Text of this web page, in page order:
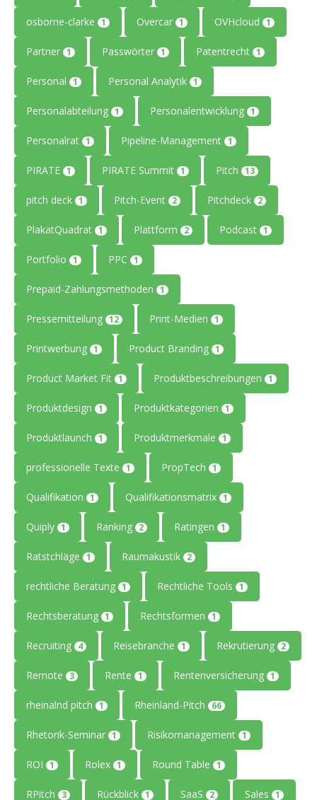
osborne-clarke 1 Overcar 1 OVHcloud 1
Partner 1 Passwörter 1 Patentrecht 1
Personal 1 Personal Analytik 1
Personalabteilung 1 Personalentwicklung 1
Personalrat 1 Pipeline-Management 1
PIRATE 1 PIRATE Summit 1 Pitch 13
pitch deck 1 Pitch-Event 2 Pitchdeck 2
PlakatQuadrat 1 Plattform 2 Podcast 1
Portfolio 1 PPC 1
Prepaid-Zahlungsmethoden 1
Pressemitteilung 12 Print-Medien 1
Printwerbung 1 Product Branding 1
Product Market Fit 1 Produktbeschreibungen 1
Produktdesign 1 Produktkategorien 1
Produktlaunch 1 Produktmerkmale 1
professionelle Texte 1 PropTech 1
Qualifikation 1 Qualifikationsmatrix 1
Quiply 1 Ranking 2 Ratingen 1
Ratstchläge 1 Raumakustik 2
rechtliche Beratung 1 Rechtliche Tools 1
Rechtsberatung 1 Rechtsformen 1
Recruiting 4 Reisebranche 1 Rekrutierung 2
Remote 3 Rente 1 Rentenversicherung 1
rheinalnd pitch 1 Rheinland-Pitch 66
Rhetorik-Seminar 1 Risikomanagement 1
ROI 1 Rolex 1 Round Table 1
RPitch 3 Rückblick 1 SaaS 2 Sales 1